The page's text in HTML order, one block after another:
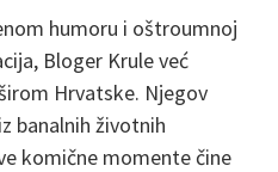
humoru i oštroumnoj
Bloger Krule već
Hrvatske. Njegov
banalnih životnih
komične momente čine